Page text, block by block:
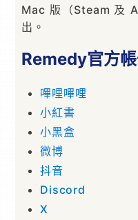
Mac 版（Steam 及
出。
Remedy官⽅
嗶哩嗶哩
⼩紅書
⼩⿊盒
微博
抖⾳
Discord
X